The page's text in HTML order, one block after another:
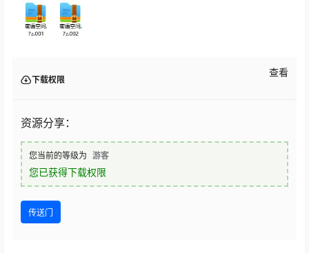
下载权限
查看
资源分享：
您当前的等级为 游客
您已获得下载权限
传送门